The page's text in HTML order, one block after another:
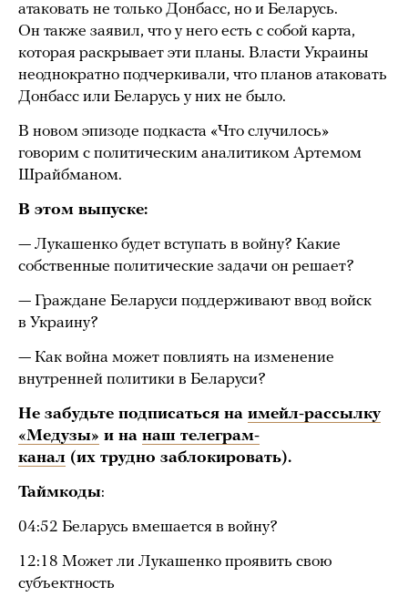
атаковать не только Донбасс, но и Беларусь.
Он также заявил, что у него есть с собой карта,
которая раскрывает эти планы. Власти Украины
неоднократно подчеркивали, что планов атаковать
Донбасс или Беларусь у них не было.
В новом эпизоде подкаста «Что случилось»
говорим с политическим аналитиком Артемом
Шрайбманом.
В этом выпуске:
— Лукашенко будет вступать в войну? Какие
собственные политические задачи он решает?
— Граждане Беларуси поддерживают ввод войск
в Украину?
— Как война может повлиять на изменение
внутренней политики в Беларуси?
Не забудьте подписаться на имейл-рассылку
«Медузы» и на наш телеграм-
канал (их трудно заблокировать).
Таймкоды:
04:52 Беларусь вмешается в войну?
12:18 Может ли Лукашенко проявить свою
субъектность